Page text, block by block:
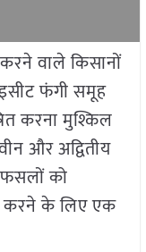
वाले किसानों
फंगी समूह
करना मुश्किल
और अद्वितीय
को
करने के लिए एक